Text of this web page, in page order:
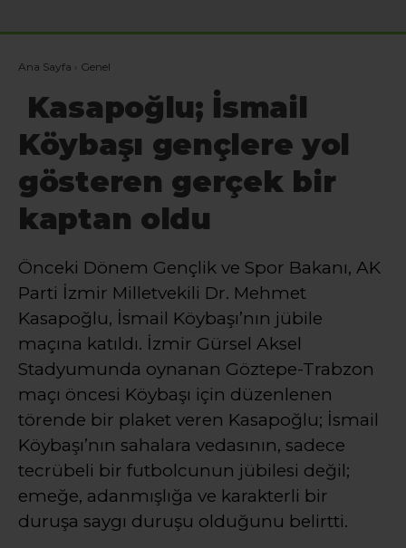
Ana Sayfa › Genel
Kasapoğlu; İsmail
Köybaşı gençlere yol
gösteren gerçek bir
kaptan oldu
Önceki Dönem Gençlik ve Spor Bakanı, AK
Parti İzmir Milletvekili Dr. Mehmet
Kasapoğlu, İsmail Köybaşı’nın jübile
maçına katıldı. İzmir Gürsel Aksel
Stadyumunda oynanan Göztepe-Trabzon
maçı öncesi Köybaşı için düzenlenen
törende bir plaket veren Kasapoğlu; İsmail
Köybaşı’nın sahalara vedasının, sadece
tecrübeli bir futbolcunun jübilesi değil;
emeğe, adanmışlığa ve karakterli bir
duruşa saygı duruşu olduğunu belirtti.